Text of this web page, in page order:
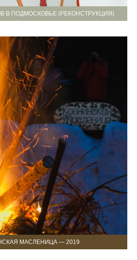
В ПОДМОСКОВЬЕ (РЕКОНСТРУКЦИЯ)
МАСЛЕНИЦА — 2019